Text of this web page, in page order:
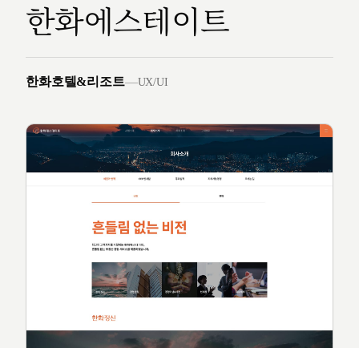
한화에스테이트
한화호텔&리조트—UX/UI